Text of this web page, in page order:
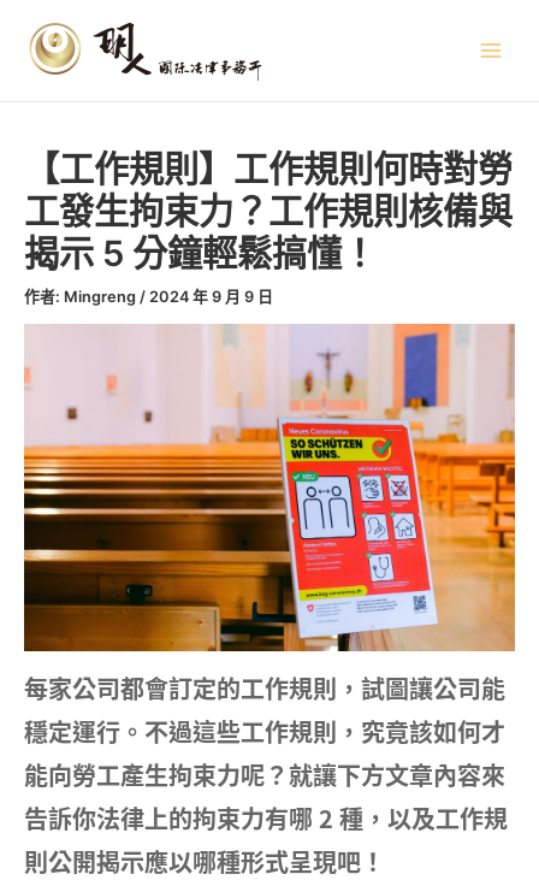
Menu
【工作規則】工作規則何時對勞
工發生拘束力？工作規則核備與
揭示 5 分鐘輕鬆搞懂！
作者: Mingreng / 2024 年 9 月 9 日
每家公司都會訂定的工作規則，試圖讓公司能
穩定運行。不過這些工作規則，究竟該如何才
能向勞工產生拘束力呢？就讓下方文章內容來
告訴你法律上的拘束力有哪 2 種，以及工作規
則公開揭示應以哪種形式呈現吧！
章
導